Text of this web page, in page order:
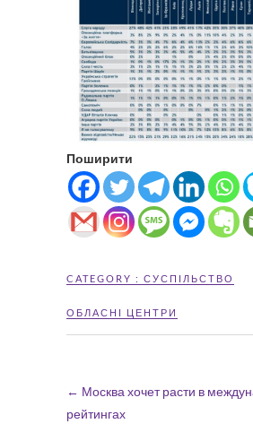
Поширити
CATEGORY : СУСПІЛЬСТВО
ОБЛАСНІ ЦЕНТРИ
← Москва хочет расти в
рейтингах